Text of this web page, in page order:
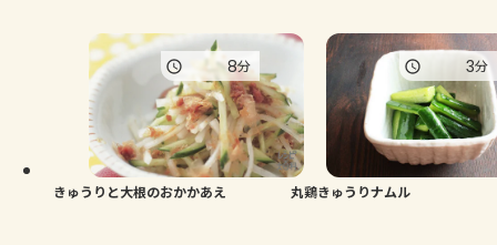
きゅうりと大根のおかかあえ
8分
丸鶏きゅうりナムル
3分